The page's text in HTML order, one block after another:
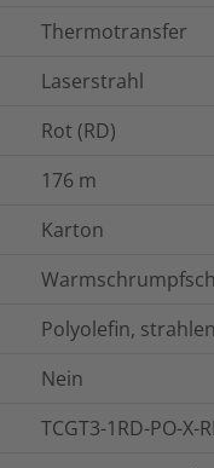
Thermotransfer
Laserstrahl
Rot (RD)
176 m
Karton
Polyolefin,
Nein
TCGT3-1RD-PO-X-